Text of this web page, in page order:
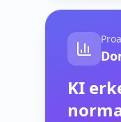
KI